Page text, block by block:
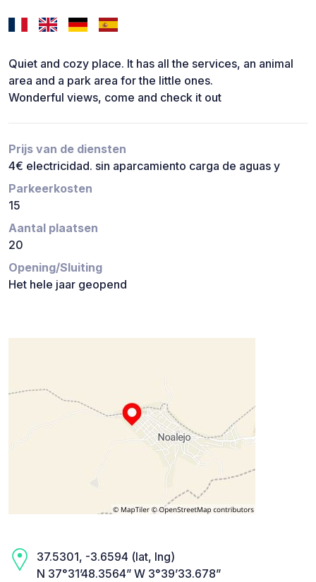
Quiet and cozy place. It has all the services, an animal
area and a park area for the little ones.
Wonderful views, come and check it out
Prijs van de diensten
4€ electricidad. sin aparcamiento carga de aguas y
Parkeerkosten
15
Aantal plaatsen
20
Opening/Sluiting
Het hele jaar geopend
37.5301, -3.6594 (lat, lng)
N 37°31’48.3564” W 3°39’33.678”